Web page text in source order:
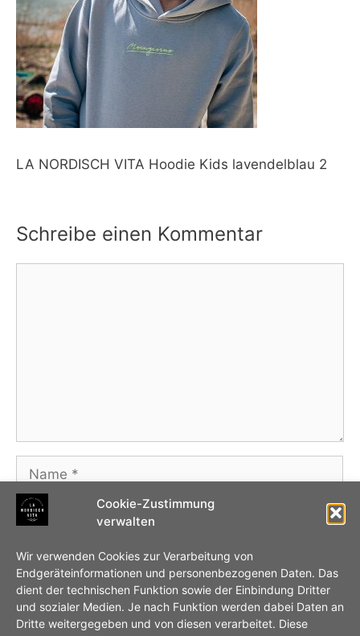
Cookie-Zustimmung
verwalten
Wir verwenden Cookies zur Verarbeitung von
Endgeräteinformationen und personenbezogenen Daten. Das
dient der technischen Funktion sowie der Einbindung Dritter
und sozialer Medien. Je nach Funktion werden dabei Daten an
Dritte weitergegeben und von diesen verarbeitet. Diese
LA NORDISCH VITA Hoodie Kids lavendelblau 2
Schreibe einen Kommentar
E-
Mail-
Adresse
Website
Name, E-Mail-Adresse und Website in diesem
Browser für meinen nächsten Kommentar